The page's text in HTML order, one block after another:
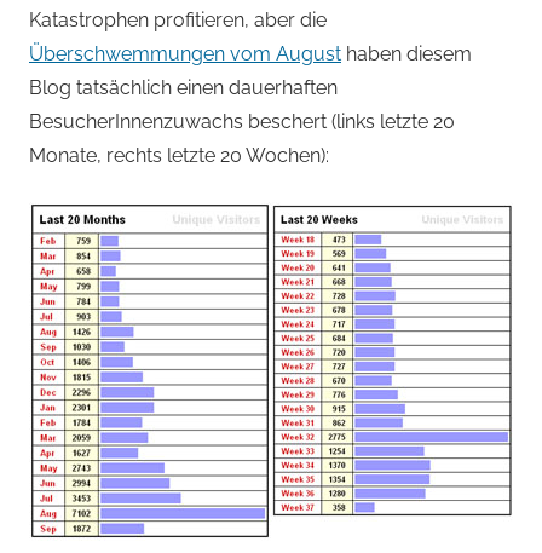
Katastrophen profitieren, aber die
Überschwemmungen vom August haben diesem
Blog tatsächlich einen dauerhaften
BesucherInnenzuwachs beschert (links letzte 20
Monate, rechts letzte 20 Wochen):